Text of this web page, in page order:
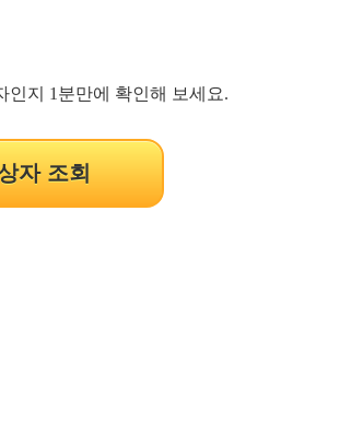
인지 1분만에 확인해 보세요.
자 조회